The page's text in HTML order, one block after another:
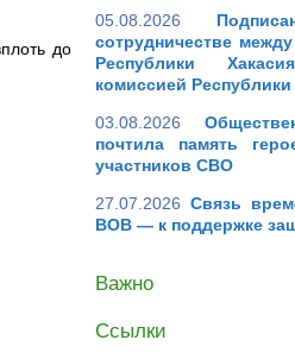
до
05.08.2026
сотрудничестве
Республики
комиссией Республики
03.08.2026
почтила память
участников СВО
27.07.2026 Связь
ВОВ — к поддержке
Важно
Ссылки